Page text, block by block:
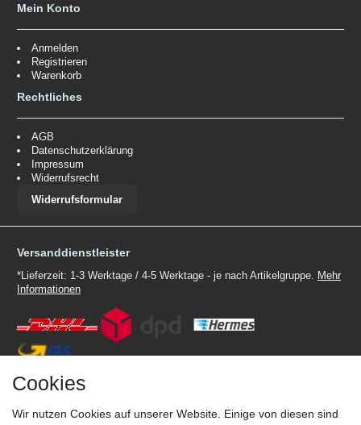
Mein Konto
Anmelden
Registrieren
Warenkorb
Rechtliches
AGB
Datenschutzerklärung
Impressum
Widerrufsrecht
Widerrufsformular
Versanddienstleister
*Lieferzeit: 1-3 Werktage / 4-5 Werktage - je nach Artikelgruppe. Mehr
Informationen
Zahlungsmöglichkeiten
Wir behalten uns das Recht vor im Einzelfall bestimmte
Cookies
Wir nutzen Cookies auf unserer Website. Einige von diesen sind